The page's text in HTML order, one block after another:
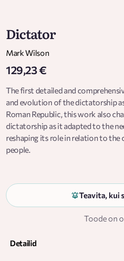
Dictator
Mark Wilson
129,23 €
The first detailed and
and evolution of the dictatorship
Roman Republic, this work also
dictatorship as it adapted to the
reshaping its role in relation to the
people.
Teavita, kui
Toode on
Detailid